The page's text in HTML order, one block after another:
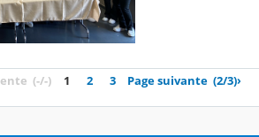
(-/-) 1 2 3 Page suivante (2/3)›